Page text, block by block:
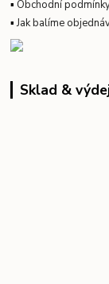
▪ Obchodní
▪Jak balíme
Sklad &